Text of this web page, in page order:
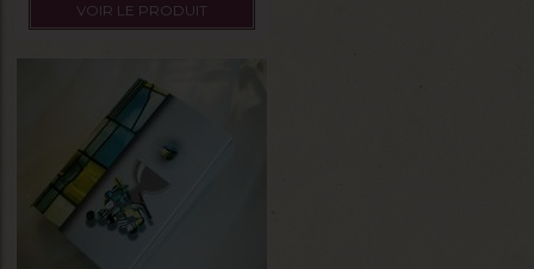
VOIR LE PRODUIT